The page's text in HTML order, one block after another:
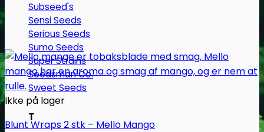
Subseed's
Sensi Seeds
Serious Seeds
Sumo Seeds
Super Strains
Seedsman Co.
Sweet Seeds
T
Ikke på lager
Blunt Wraps 2 stk – Mello Mango